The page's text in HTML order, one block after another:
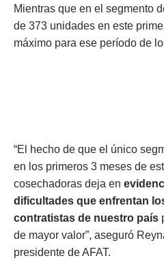
Mientras que en el segmento
de 373 unidades en este
máximo para ese período de
“El hecho de que el único
en los primeros 3 meses de
cosechadoras deja en
dificultades que enfrentan
contratistas de nuestro país
de mayor valor”, aseguró
presidente de AFAT.